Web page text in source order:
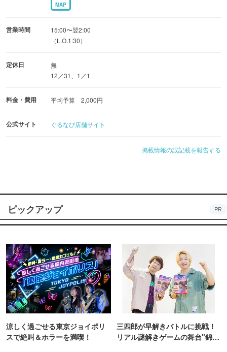
MAP
営業時間
15:00〜翌2:00
（L.O.1:30）
定休日
無
12／31、1／1
料金・費用 平均予算 2,000円
公式サイト ぐるなび店舗サイト
掲載情報の誤記載を報告する
ピックアップ PR
涼しく過ごせる東京ジョイポリ
スで絶叫＆ホラーを満喫！
三四郎が早解きバトルに挑戦！
リアル謎解きゲームの舞台"錦糸